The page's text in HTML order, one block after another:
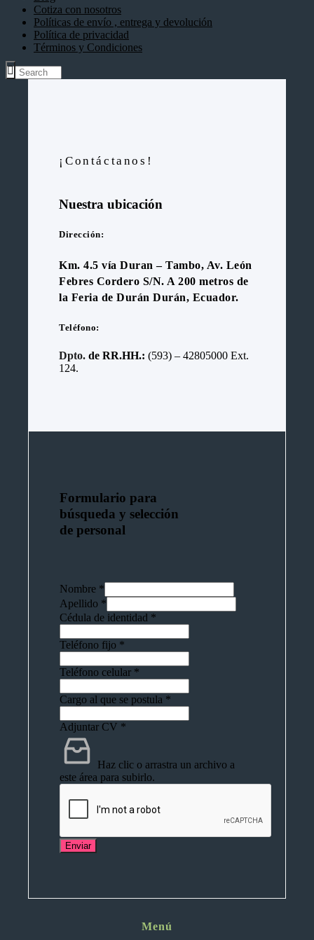
Cotiza con nosotros
Políticas de envío , entrega y devolución
Política de privacidad
Términos y Condiciones
¡Contáctanos!
Nuestra ubicación
Dirección:
Km. 4.5 vía Duran – Tambo, Av. León
Febres Cordero S/N. A 200 metros de
la Feria de Durán Durán, Ecuador.
Teléfono:
Dpto. de RR.HH.: (593) – 42805000 Ext.
124.
Formulario para
búsqueda y selección
de personal
Nombre *
Apellido *
Cédula de identidad *
Teléfono fijo *
Teléfono celular *
Cargo al que se postula *
Adjuntar CV *
Haz clic o arrastra un archivo a
este área para subirlo.
Enviar
Menú